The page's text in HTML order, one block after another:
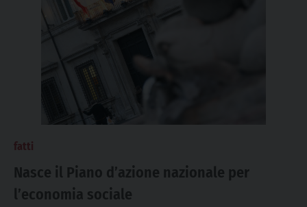
fatti
Nasce il Piano d’azione nazionale per
l’economia sociale